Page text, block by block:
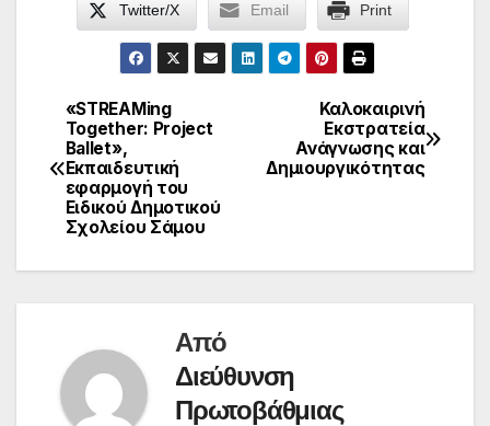
Twitter/X Email Print
Πλοήγηση
άρθρων
Καλοκαιρινή
Εκστρατεία
Ανάγνωσης και
Δημιουργικότητας
«STREAMing
Together: Project
Ballet»,
Εκπαιδευτική
εφαρμογή του
Ειδικού Δημοτικού
Σχολείου Σάμου
Από
Διεύθυνση
Πρωτοβάθμιας